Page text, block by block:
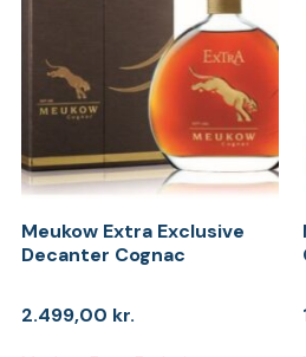
Meukow Extra Exclusive
Decanter Cognac
2.499,00 kr.